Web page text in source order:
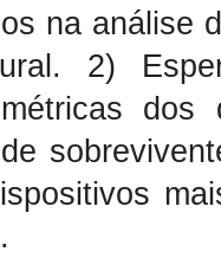
na análise
2)